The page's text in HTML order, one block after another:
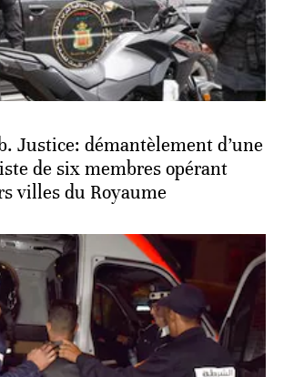
Justice: démantèlement d’une
de six membres opérant
villes du Royaume